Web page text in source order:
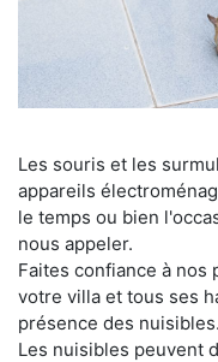
Les souris et les
appareils
le temps ou bien
nous appeler.
Faites confiance à
votre villa et tous ses
présence des nuisibles.
Les nuisibles peuvent